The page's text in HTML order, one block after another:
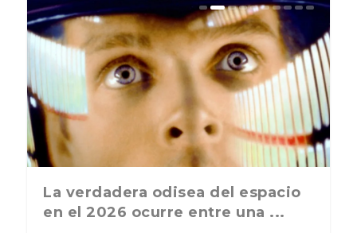
La última postal de la temporada
nos recuerda que nos vamos ...
La verdadera odisea del espacio
en el 2026 ocurre entre una ...